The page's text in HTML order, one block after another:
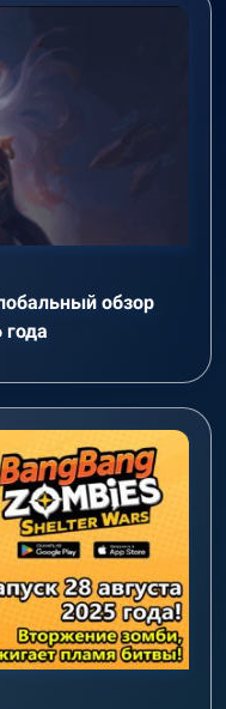
обзор